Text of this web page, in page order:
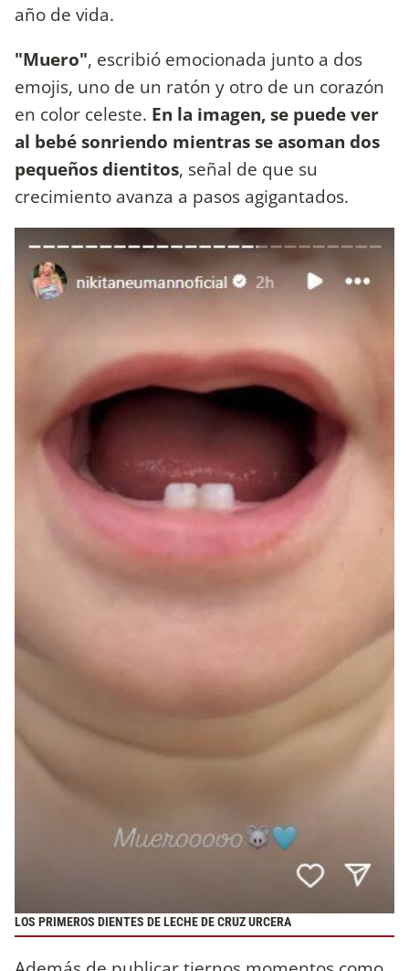
año de vida.
"Muero", escribió emocionada junto a dos
emojis, uno de un ratón y otro de un corazón
en color celeste. En la imagen, se puede ver
al bebé sonriendo mientras se asoman dos
pequeños dientitos, señal de que su
crecimiento avanza a pasos agigantados.
LOS PRIMEROS DIENTES DE LECHE DE CRUZ URCERA